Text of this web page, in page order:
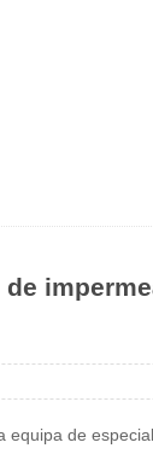
equipa de